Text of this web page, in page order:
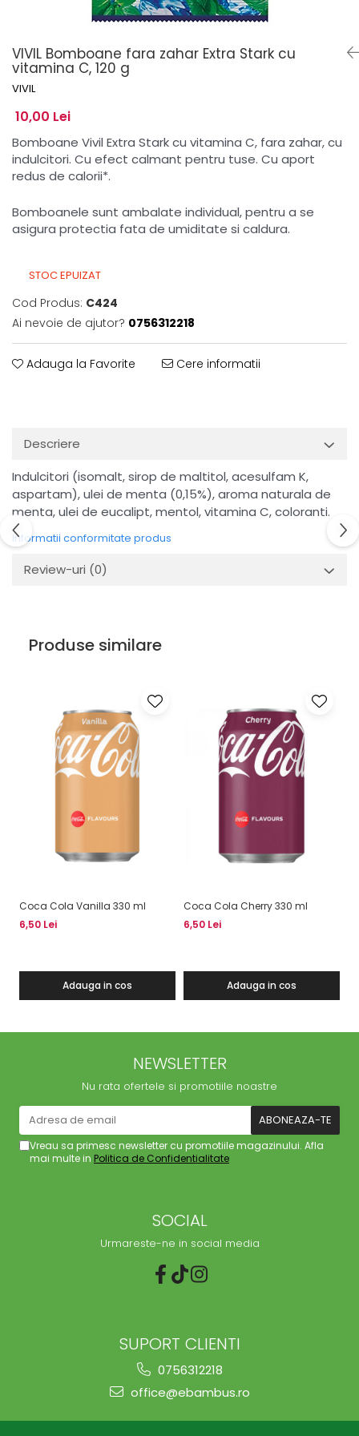
VIVIL Bomboane fara zahar Extra Stark cu
vitamina C, 120 g
VIVIL
10,00 Lei
Bomboane Vivil Extra Stark cu vitamina C, fara zahar, cu
indulcitori. Cu efect calmant pentru tuse. Cu aport
redus de calorii*.
Bomboanele sunt ambalate individual, pentru a se
asigura protectia fata de umiditate si caldura.
STOC EPUIZAT
Cod Produs: C424
Ai nevoie de ajutor? 0756312218
Adauga la Favorite Cere informatii
Descriere
Indulcitori (isomalt, sirop de maltitol, acesulfam K,
aspartam), ulei de menta (0,15%), aroma naturala de
menta, ulei de eucalipt, mentol, vitamina C, coloranti.
Informatii conformitate produs
Review-uri (0)
Produse similare
Coca Cola Vanilla 330 ml
6,50 Lei
Adauga in cos
Coca Cola Cherry 330 ml
6,50 Lei
Adauga in cos
NEWSLETTER
Nu rata ofertele si promotiile noastre
Vreau sa primesc newsletter cu promotiile magazinului. Afla
mai multe in Politica de Confidentialitate
SOCIAL
Urmareste-ne in social media
SUPORT CLIENTI
0756312218
office@ebambus.ro